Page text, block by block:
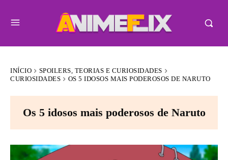
INÍCIO
SPOILERS, TEORIAS E CURIOSIDADES
CURIOSIDADES
OS 5 IDOSOS MAIS PODEROSOS DE NARUTO
Os 5 idosos mais poderosos de Naruto